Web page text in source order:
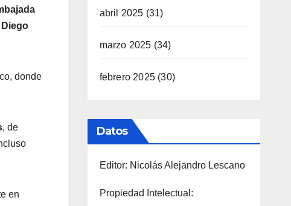
Diego
donde
, de
en
abril 2025 (31)
marzo 2025 (34)
febrero 2025(30)
Datos
Editor: Nicolás Alejandro Lescano
Propiedad Intelectual: